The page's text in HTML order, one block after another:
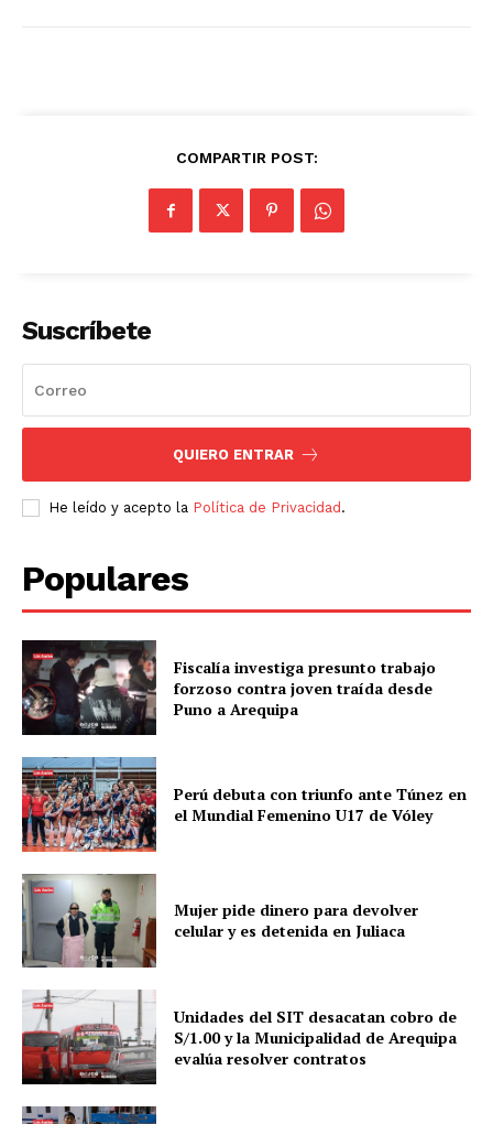
COMPARTIR POST:
Suscríbete
QUIERO ENTRAR
He leído y acepto la Política de Privacidad .
Populares
Fiscalía investiga presunto trabajo
forzoso contra joven traída desde
Puno a Arequipa
Perú debuta con triunfo ante Túnez en
el Mundial Femenino U17 de Vóley
Mujer pide dinero para devolver
celular y es detenida en Juliaca
Unidades del SIT desacatan cobro de
S/1.00 y la Municipalidad de Arequipa
evalúa resolver contratos